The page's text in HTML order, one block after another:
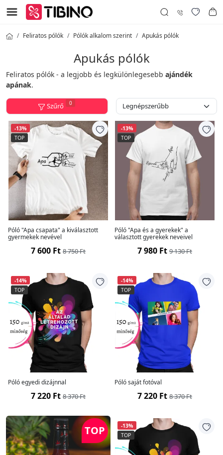
Feliratos pólók Pólók alkalom szerint Apukás pólók
Apukás pólók
Feliratos pólók - a legjobb és legkülönlegesebb ajándék
apának.
Szűrő 0
-13%
TOP
Póló "Apa csapata" a kiválasztott
gyermekek nevével
7 600 Ft 8 750 Ft
-13%
TOP
Póló "Apa és a gyerekek" a
választott gyerekek neveivel
7 980 Ft 9 130 Ft
-14%
TOP
Póló egyedi dizájnnal
7 220 Ft 8 370 Ft
-14%
TOP
Póló saját fotóval
7 220 Ft 8 370 Ft
TOP
-13%
TOP